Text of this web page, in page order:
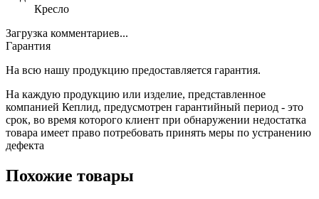
Кресло
Загрузка комментариев...
Гарантия
На всю нашу продукцию предоставляется гарантия.
На каждую продукцию или изделие, представленное
компанией Кеплид, предусмотрен гарантийный период - это
срок, во время которого клиент при обнаружении недостатка
товара имеет право потребовать принять меры по устранению
дефекта
Похожие товары